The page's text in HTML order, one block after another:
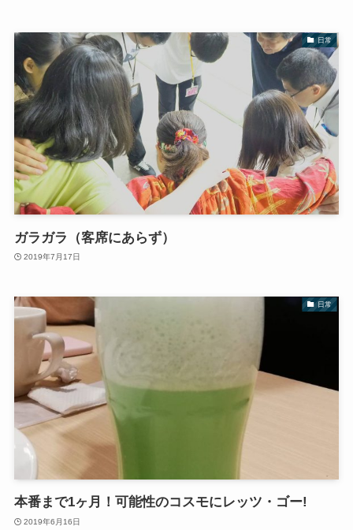
日常
ガラガラ（客席にあらず）
2019年7月17日
日常
本番まで1ヶ月！可能性のコスモにレッツ・ゴー!
2019年6月16日